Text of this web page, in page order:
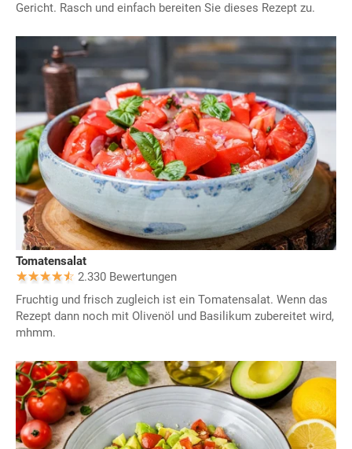
Gericht. Rasch und einfach bereiten Sie dieses Rezept zu.
Tomatensalat
2.330 Bewertungen
Fruchtig und frisch zugleich ist ein Tomatensalat. Wenn das
Rezept dann noch mit Olivenöl und Basilikum zubereitet wird,
mhmm.